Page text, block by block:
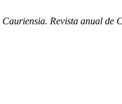
Cauriensia. Revista anual de